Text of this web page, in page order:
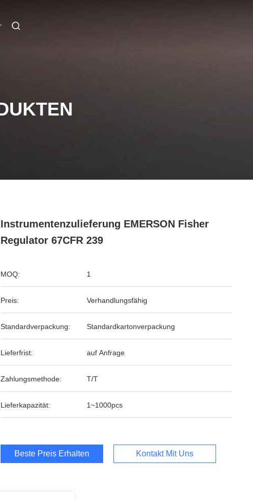
Instrumentenzulieferung EMERSON Fisher
Regulator 67CFR 239
MOQ: 1
Preis: Verhandlungsfähig
Standardverpackung: Standardkartonverpackung
Lieferfrist: auf Anfrage
Zahlungsmethode: T/T
Lieferkapazität: 1~1000pcs
Beste Preis Erhalten Kontakt Mit Uns